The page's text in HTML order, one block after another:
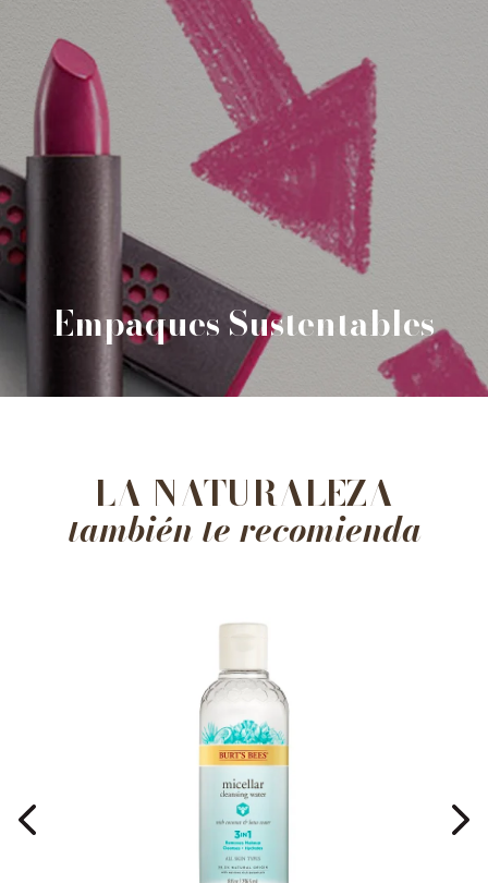
Empaques Sustentables
LA NATURALEZA
también te recomienda